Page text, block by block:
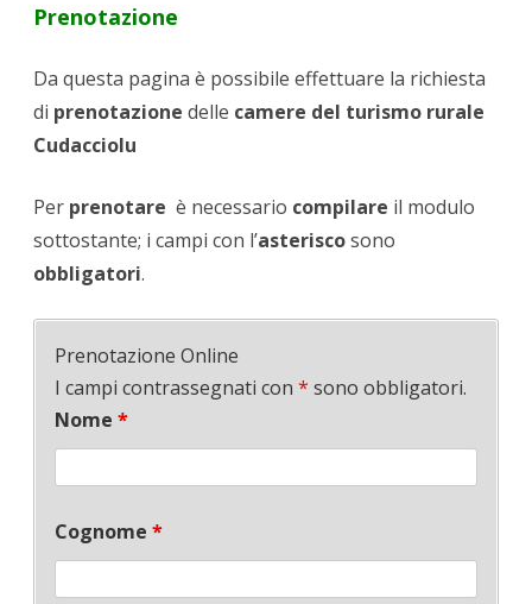
Prenotazione
Da questa pagina è possibile effettuare la richiesta
di prenotazione delle camere del turismo rurale
Cudacciolu
Per prenotare è necessario compilare il modulo
sottostante; i campi con l’asteriscosono
obbligatori.
Prenotazione Online
I campi contrassegnati con * sono obbligatori.
Nome *
Cognome *